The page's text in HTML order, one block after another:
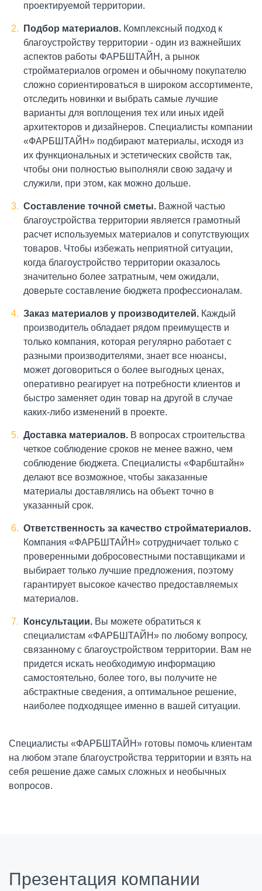
проектируемой территории.
Подбор материалов. Комплексный подход к
благоустройству территории - один из важнейших
аспектов работы ФАРБШТАЙН, а рынок
стройматериалов огромен и обычному покупателю
сложно сориентироваться в широком ассортименте,
отследить новинки и выбрать самые лучшие
варианты для воплощения тех или иных идей
архитекторов и дизайнеров. Специалисты компании
«ФАРБШТАЙН» подбирают материалы, исходя из
их функциональных и эстетических свойств так,
чтобы они полностью выполняли свою задачу и
служили, при этом, как можно дольше.
Составление точной сметы. Важной частью
благоустройства территории является грамотный
расчет используемых материалов и сопутствующих
товаров. Чтобы избежать неприятной ситуации,
когда благоустройство территории оказалось
значительно более затратным, чем ожидали,
доверьте составление бюджета профессионалам.
Заказ материалов у производителей. Каждый
производитель обладает рядом преимуществ и
только компания, которая регулярно работает с
разными производителями, знает все нюансы,
может договориться о более выгодных ценах,
оперативно реагирует на потребности клиентов и
быстро заменяет один товар на другой в случае
каких-либо изменений в проекте.
Доставка материалов. В вопросах строительства
четкое соблюдение сроков не менее важно, чем
соблюдение бюджета. Специалисты «Фарбштайн»
делают все возможное, чтобы заказанные
материалы доставлялись на объект точно в
указанный срок.
Ответственность за качество стройматериалов.
Компания «ФАРБШТАЙН» сотрудничает только с
проверенными добросовестными поставщиками и
выбирает только лучшие предложения, поэтому
гарантирует высокое качество предоставляемых
материалов.
Консультации. Вы можете обратиться к
специалистам «ФАРБШТАЙН» по любому вопросу,
связанному с благоустройством территории. Вам не
придется искать необходимую информацию
самостоятельно, более того, вы получите не
абстрактные сведения, а оптимальное решение,
наиболее подходящее именно в вашей ситуации.
Специалисты «ФАРБШТАЙН» готовы помочь клиентам
на любом этапе благоустройства территории и взять на
себя решение даже самых сложных и необычных
вопросов.
Презентация компании